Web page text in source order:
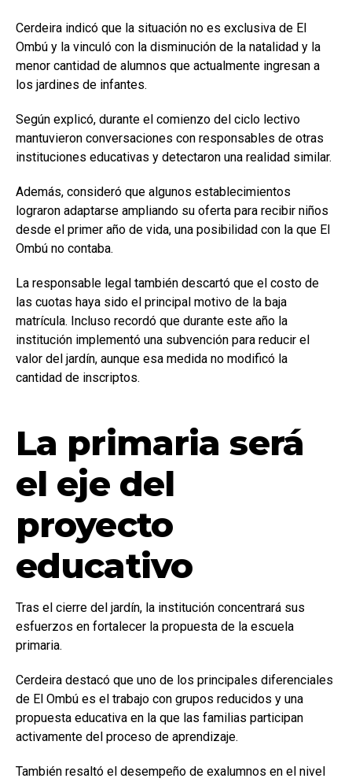
Cerdeira indicó que la situación no es exclusiva de El
Ombú y la vinculó con la disminución de la natalidad y la
menor cantidad de alumnos que actualmente ingresan a
los jardines de infantes.
Según explicó, durante el comienzo del ciclo lectivo
mantuvieron conversaciones con responsables de otras
instituciones educativas y detectaron una realidad similar.
Además, consideró que algunos establecimientos
lograron adaptarse ampliando su oferta para recibir niños
desde el primer año de vida, una posibilidad con la que El
Ombú no contaba.
La responsable legal también descartó que el costo de
las cuotas haya sido el principal motivo de la baja
matrícula. Incluso recordó que durante este año la
institución implementó una subvención para reducir el
valor del jardín, aunque esa medida no modificó la
cantidad de inscriptos.
La primaria será
el eje del
proyecto
educativo
Tras el cierre del jardín, la institución concentrará sus
esfuerzos en fortalecer la propuesta de la escuela
primaria.
Cerdeira destacó que uno de los principales diferenciales
de El Ombú es el trabajo con grupos reducidos y una
propuesta educativa en la que las familias participan
activamente del proceso de aprendizaje.
También resaltó el desempeño de exalumnos en el nivel